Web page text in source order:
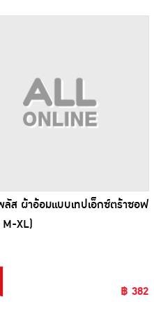
ลัส ผ้าอ้อมแบบเทปเอ็กซ์ตร้าซอฟ
M-XL)
฿ 382